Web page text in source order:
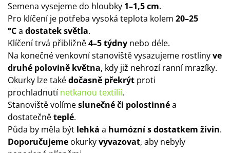
Semena vysejeme do hloubky 1–1,5 cm.
Pro klíčení je potřeba vysoká teplota kolem 20–25
°Ca dostatek světla.
Klíčení trvá přibližně4–5 týdny nebo déle.
Na konečné venkovní stanoviště vysazujeme rostlinyve
druhé polovině května, kdy již nehrozí ranní mrazíky.
Okurky lze takédočasně překrýt proti
prochladnutínetkanou textilií.
Stanoviště volímeslunečné či polostinnéa
dostatečněteplé.
Půda by měla být lehká a humózní s dostatkem živin.
Doporučujeme okurkyvyvazovat, aby nebyly